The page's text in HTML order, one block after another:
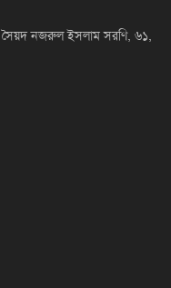
নজরুল ইসলাম সরণি, ৬১,